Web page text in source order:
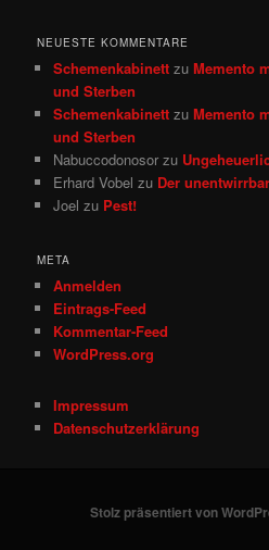
NEUESTE KOMMENTARE
Schemenkabinett zuMemento
und Sterben
Schemenkabinett zuMemento
und Sterben
Nabuccodonosor zu
Erhard Vobel zu Der
Joel zu Pest!
META
Anmelden
Eintrags-Feed
Kommentar-Feed
WordPress.org
Impressum
Datenschutzerklärung
Stolz präsentiert von